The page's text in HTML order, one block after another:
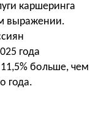
каршеринга
выражении.
года
больше, чем
года.